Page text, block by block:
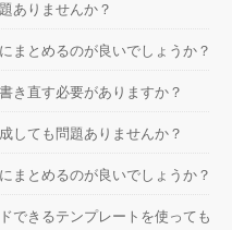
ありませんか？
まとめるのが良いでしょうか？
き直す必要がありますか？
しても問題ありませんか？
まとめるのが良いでしょうか？
できるテンプレートを使っても